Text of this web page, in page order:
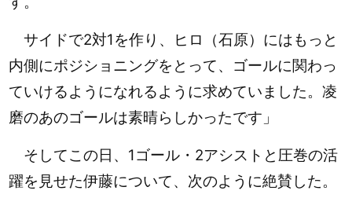
サイドで2対1を作り、ヒロ（石原）にはもっと
内側にポジショニングをとって、ゴールに関わっ
ていけるようになれるように求めていました。凌
磨のあのゴールは素晴らしかったです」
そしてこの日、1ゴール・2アシストと圧巻の活
躍を見せた伊藤について、次のように絶賛した。